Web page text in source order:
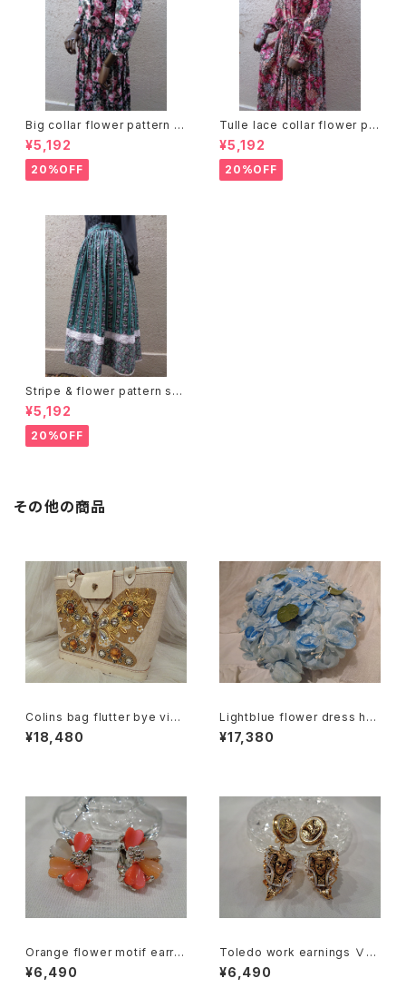
Big collar flower pattern dr
ess ビッグカラー 花柄 ワンピ
ース
¥5,192
20%OFF
Tulle lace collar flower pat
tern dress チュールレースカラ
ー 花柄 ワンピース
¥5,192
20%OFF
Stripe & flower pattern ski
rt ストライプ 花柄 スカート
¥5,192
20%OFF
その他の商品
Colins bag flutter bye vint
¥18,480
Lightblue flower dress hat
ライトブルー ドレスハット
¥17,380
Orange flower motif earrin
gs オレンジ 花モチーフ イヤリ
ング
¥6,490
Toledo work earnings Ⅴ
"Face" トレドワーク イヤリン
グ Ⅴ "フェイス"
¥6,490